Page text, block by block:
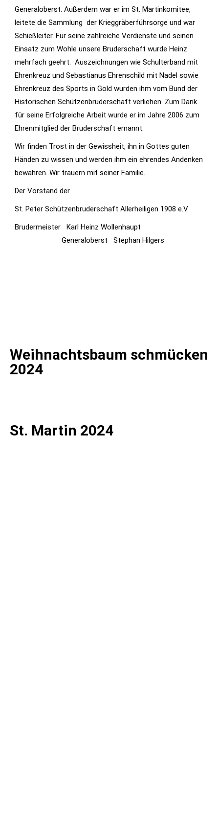
Generaloberst. Außerdem war er im St. Martinkomitee,
leitete die Sammlung der Krieggräberführsorge und war
Schießleiter. Für seine zahlreiche Verdienste und seinen
Einsatz zum Wohle unsere Bruderschaft wurde Heinz
mehrfach geehrt. Auszeichnungen wie Schulterband mit
Ehrenkreuz und Sebastianus Ehrenschild mit Nadel sowie
Ehrenkreuz des Sports in Gold wurden ihm vom Bund der
Historischen Schützenbruderschaft verliehen. Zum Dank
für seine Erfolgreiche Arbeit wurde er im Jahre 2006 zum
Ehrenmitglied der Bruderschaft ernannt.
Wir finden Trost in der Gewissheit, ihn in Gottes guten
Händen zu wissen und werden ihm ein ehrendes Andenken
bewahren. Wir trauern mit seiner Familie.
Der Vorstand der
St. Peter Schützenbruderschaft Allerheiligen 1908 e.V.
Brudermeister Karl Heinz Wollenhaupt
Generaloberst Stephan Hilgers
Weihnachtsbaum schmücken
2024
St. Martin 2024